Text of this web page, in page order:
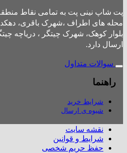
محله های اطراف ،شهرک باقری،
بلوار کوهک، شهرک چیتگر ، دریاچه
ارسال دارد.
سوالات متداول
راهنما
شرایط خرید
شیوه ی ارسال
نقشه سایت
شرایط و قوانین
حفظ حریم شخصی